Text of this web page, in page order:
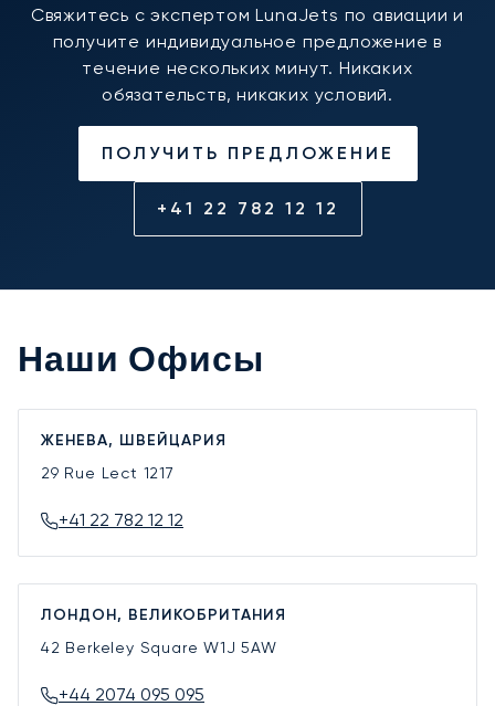
Свяжитесь с экспертом LunaJets по авиации и
получите индивидуальное предложение в
течение нескольких минут. Никаких
обязательств, никаких условий.
ПОЛУЧИТЬ ПРЕДЛОЖЕНИЕ
+41 22 782 12 12
Наши Офисы
ЖЕНЕВА, ШВЕЙЦАРИЯ
29 Rue Lect 1217
+41 22 782 12 12
ЛОНДОН, ВЕЛИКОБРИТАНИЯ
42 Berkeley SquareW1J 5AW
+44 2074 095 095